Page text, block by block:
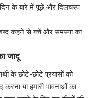
के बारे में पूछें और दिलचस्प
शब्द कहने से बचें और समस्या का
जादू
के छोटे-छोटे प्रयासों को
या हमारी भावनाओं का